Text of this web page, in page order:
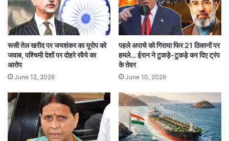
का माफी जैसा यह बयान सिखों की भावनाओं को समझने
और उनका भरोसा फिर से जीतने की एक कोशिश है।
इतिहास की पृष्ठभूमि
सिखों का भारत के इतिहास में अहम योगदान रहा है।
महाराजा रणजीत सिंह के समय में उनका साम्राज्य बहुत
विशाल था। आजादी के बाद, बंटवारे में सिखों ने भारी जान-
माल की कुर्बानी दी लेकिन भारत में रहना चुना। उन्होंने
रूसी तेल खरीद पर जयशंकर का यूरोप को
जवाब, पश्चिमी देशों पर दोहरे रवैये का
आरोप
June 12, 2026
पहले अपाचे को गिराया फिर 21 ठिकानों पर
हमले… ईरान ने टुकड़े-टुकड़े कर दिए ट्रंप
के तेवर
June 10, 2026